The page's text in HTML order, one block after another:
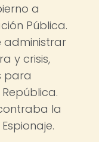
a
Pública.
administrar
y crisis,
para
la